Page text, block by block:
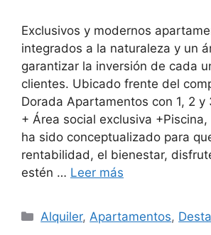
Exclusivos y modernos
integrados a la naturaleza y un
garantizar la inversión de cada
clientes. Ubicado frente del
Dorada Apartamentos con 1, 2 y
+ Área social exclusiva
ha sido conceptualizado para
rentabilidad, el bienestar,
estén … Leer más
Categorías
Alquiler, Apartamentos,